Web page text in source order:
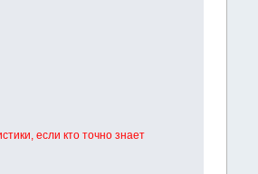
если кто точно знает